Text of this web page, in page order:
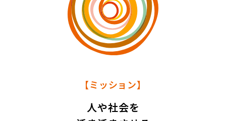
【ミッション】
人や社会を